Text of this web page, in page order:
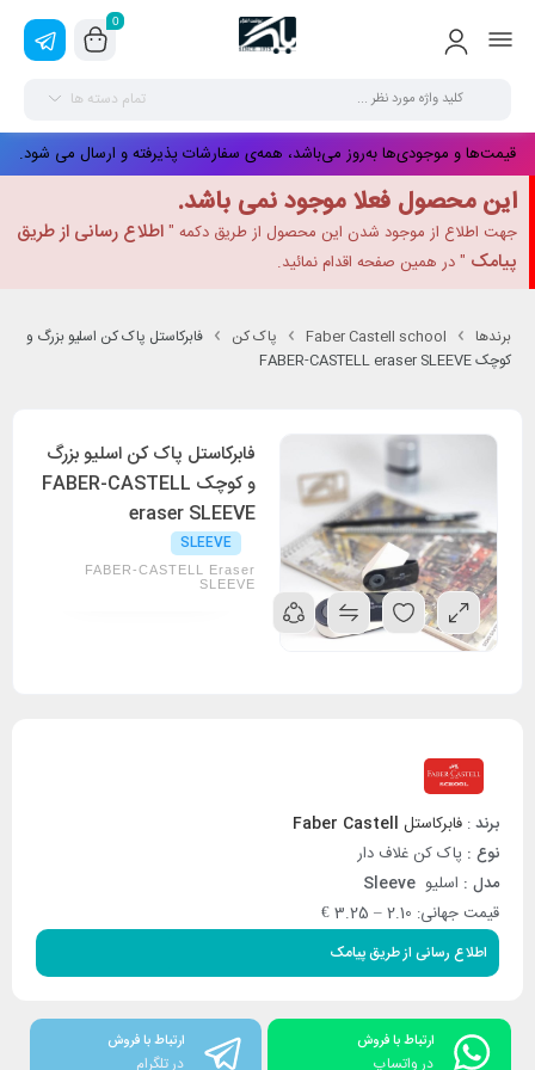
0
تمام دسته ها
قیمت‌ها و موجودی‌ها به‌روز می‌باشد، همه‌ی سفارشات پذیرفته و ارسال می شود.
این محصول فعلا موجود نمی باشد.
جهت اطلاع از موجود شدن این محصول از طریق دکمه "اطلاع رسانی از طریق
پیامک " در همین صفحه اقدام نمائید.
برندها Faber Castell school پاک کن
فابرکاستل پاک کن اسلیو بزرگ و
کوچک FABER-CASTELL eraser SLEEVE
فابرکاستل پاک کن اسلیو بزرگ
و کوچک FABER-CASTELL
eraser SLEEVE
SLEEVE
FABER-CASTELL Eraser
SLEEVE
برند: فابرکاستل Faber Castell
نوع : پاک کن غلاف دار
مدل : اسلیو
قیمت جهانی: 2.10 – 3.25 €
اطلاع رسانی از طریق پیامک
ارتباط با فروش
در واتساپ
ارتباط با فروش
در تلگرام